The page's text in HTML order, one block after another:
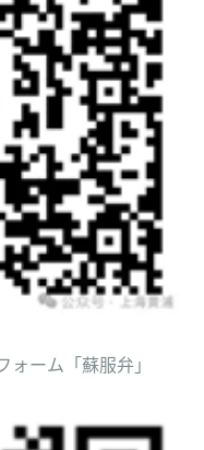
ォーム「蘇服弁」